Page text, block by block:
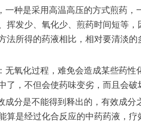
种是采用高温高压的方式煎药，
挥发少、氧化少、煎药时间短等
法所得的药液相比，相对要清淡
氧化过程，难免会造成某些药性
，不但会使药味变劣，而且会破
分是不能得到释出的，有效成分
是经过化合反应的中药药液，疗